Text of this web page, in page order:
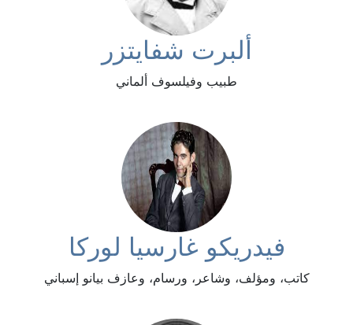
ألبرت شفايتزر
طبيب وفيلسوف ألماني
فيدريكو غارسيا لوركا
كاتب، ومؤلف، وشاعر، ورسام، وعازف بيانو إسباني